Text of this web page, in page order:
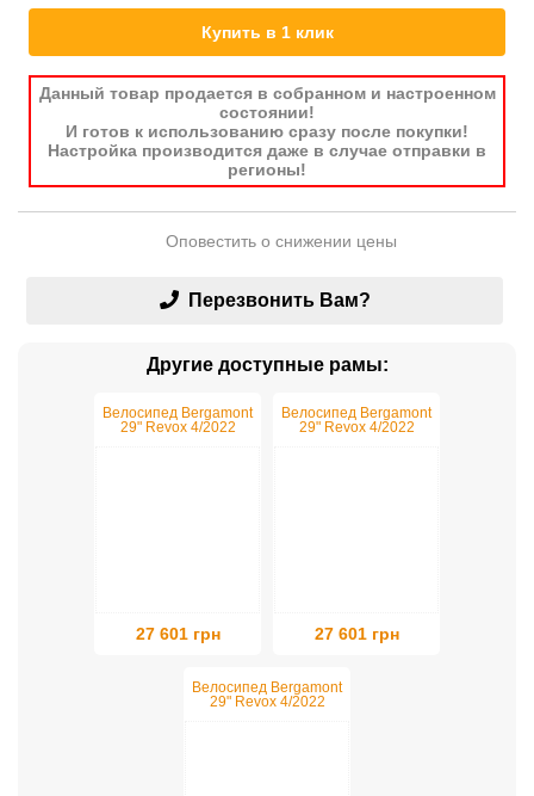
Купить в 1 клик
Данный товар продается в собранном и настроенном
состоянии!
И готов к использованию сразу после покупки!
Настройка производится даже в случае отправки в
регионы!
Оповестить о снижении цены
Перезвонить Вам?
Другие доступные рамы:
Велосипед Bergamont
29" Revox 4/2022
27 601 грн
Велосипед Bergamont
29" Revox 4/2022
27 601 грн
Велосипед Bergamont
29" Revox 4/2022